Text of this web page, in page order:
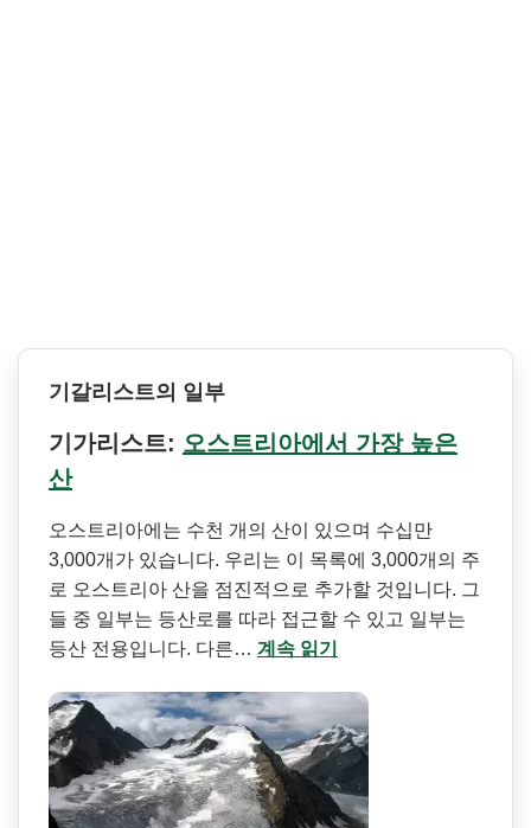
기갈리스트의 일부
기가리스트: 오스트리아에서 가장 높은
산
오스트리아에는 수천 개의 산이 있으며 수십만
3,000개가 있습니다. 우리는 이 목록에 3,000개의 주
로 오스트리아 산을 점진적으로 추가할 것입니다. 그
들 중 일부는 등산로를 따라 접근할 수 있고 일부는
등산 전용입니다. 다른… 계속 읽기